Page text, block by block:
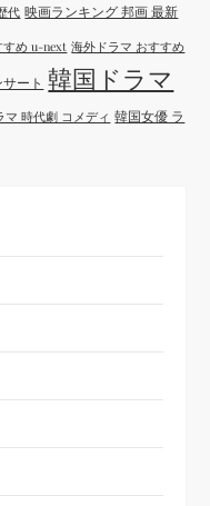
代 映画ランキング 邦画 最新
すめ u-next 海外ドラマ おすすめ
ート 韓国ドラマ
マ 時代劇 コメディ 韓国女優 ラ